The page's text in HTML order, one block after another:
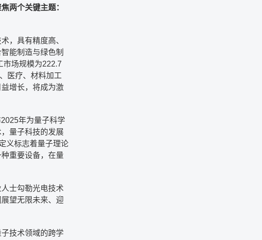
两个关键主题：
，具有精度高、
能制造与绿色制
市场规模为222.7
医疗、材料加工
增长，将成为激
年为量子科学
量子科技的发展
义标志着量子理论
重要设备，在量
士勾勒光电技术
望无限未来、迎
技术领域的跨学